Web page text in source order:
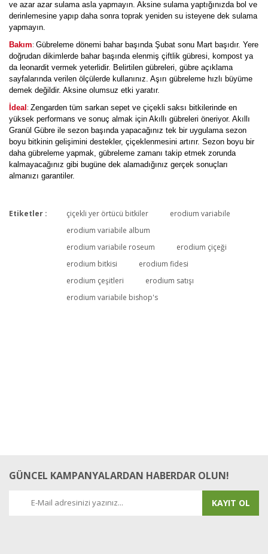
ve azar azar sulama asla yapmayın. Aksine sulama yaptığınızda bol ve
derinlemesine yapıp daha sonra toprak yeniden su isteyene dek sulama
yapmayın.
Bakım: Gübreleme dönemi bahar başında Şubat sonu Mart başıdır. Yere
doğrudan dikimlerde bahar başında elenmiş çiftlik gübresi, kompost ya
da leonardit vermek yeterlidir. Belirtilen gübreleri, gübre açıklama
sayfalarında verilen ölçülerde kullanınız. Aşırı gübreleme hızlı büyüme
demek değildir. Aksine olumsuz etki yaratır.
İdeal : Zengarden tüm sarkan sepet ve çiçekli saksı bitkilerinde en
yüksek performans ve sonuç almak için Akıllı gübreleri öneriyor. Akıllı
Granül Gübre ile sezon başında yapacağınız tek bir uygulama sezon
boyu bitkinin gelişimini destekler, çiçeklenmesini artırır. Sezon boyu bir
daha gübreleme yapmak, gübreleme zamanı takip etmek zorunda
kalmayacağınız gibi bugüne dek alamadığınız gerçek sonuçları
almanızı garantiler.
Bu ürüne ilk yorumu siz yapın!
Yorum Yaz
Etiketler : çiçekli yer örtücü bitkiler
erodium variabile
erodium variabile album
erodium variabile roseum
erodium çiçeği
erodium bitkisi
erodium fidesi
erodium çeşitleri
erodium satışı
erodium variabile bishop's
GÜNCEL KAMPANYALARDAN HABERDAR OLUN!
KAYIT OL